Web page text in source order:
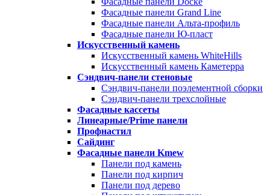
Фасадные панели Grand Line
Фасадные панели Альта-профиль
Фасадные панели Ю-пласт
Искусственный камень
Искусственный камень WhiteHills
Искусственный камень Каметерра
Сэндвич-панели стеновые
Сэндвич-панели поэлементной сборки
Сэндвич-панели трехслойные
Фасадные кассеты
Линеарные/Prime панели
Профнастил
Сайдинг
Фасадные панели Kmew
Панели под камень
Панели под кирпич
Панели под дерево